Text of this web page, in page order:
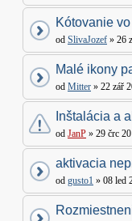
Kótovanie
od SlivaJozef » 26
Malé ikony
od Mitter » 22 zář
Inštalácia a
od JanP » 29 črc
aktivacia
od gusto1 » 08 led